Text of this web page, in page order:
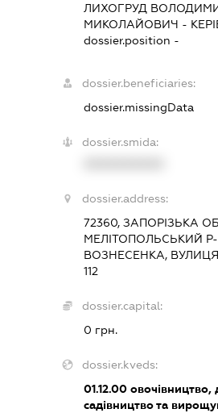
ЛИХОГРУД
МИКОЛАЙОВИЧ -
dossier.position -
dossier.beneficiaries:
dossier.missingData
dossier.smida:
dossier.address:
72360, ЗАПОРІЗЬКА
МЕЛІТОПОЛЬСЬКИЙ
ВОЗНЕСЕНКА,
112
dossier.capital:
0 грн.
dossier.kveds:
01.12.00 овочівництво,
садівництво та